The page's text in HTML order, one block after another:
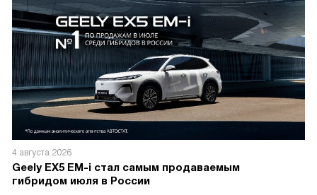
4 августа 2026
Geely EX5 EM-i стал самым продаваемым
гибридом июля в России